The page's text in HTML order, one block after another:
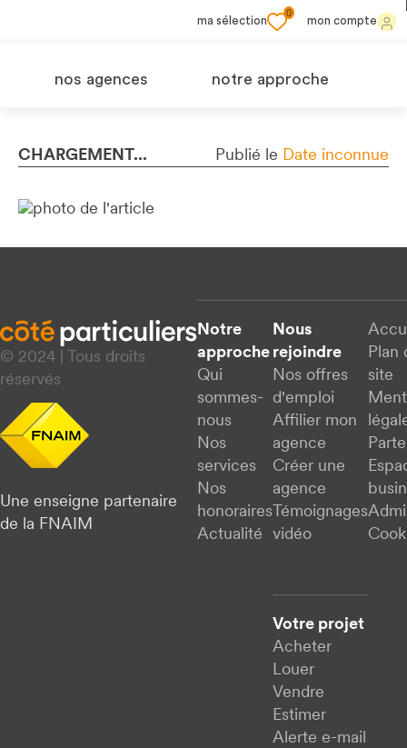
ma sélection
0
mon compte
nos agences notre approche
CHARGEMENT... Publié le Date inconnue
© 2024 | Tous droits
réservés
Une enseigne partenaire
de la FNAIM
Notre
approche
Qui
sommes-
nous
Nos
services
Nos
honoraires
Actualité
Nous
rejoindre
Nos offres
d'emploi
Affilier mon
agence
Créer une
agence
Témoignages
vidéo
Votre projet
Acheter
Louer
Vendre
Estimer
Alerte e-mail
Plan
site